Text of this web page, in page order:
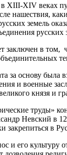
XIV веках
нашествия,
земель
в том,
за основу
и военные
князя и
труды»
Невский в
закрепиться в
и его культуру